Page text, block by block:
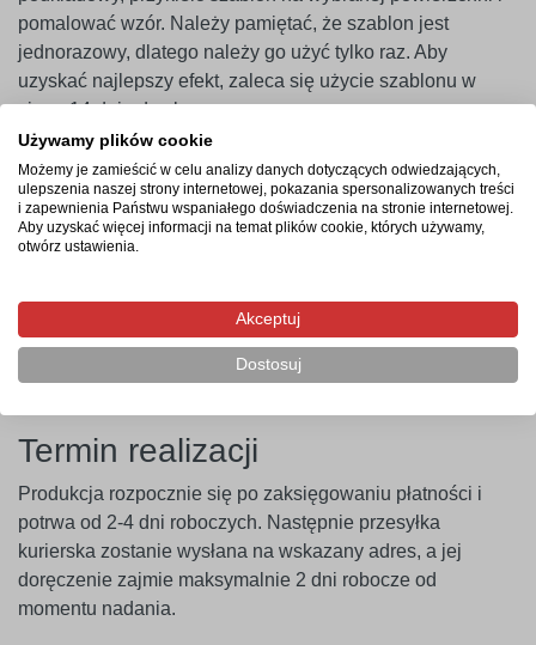
pomalować wzór. Należy pamiętać, że szablon jest
jednorazowy, dlatego należy go użyć tylko raz. Aby
uzyskać najlepszy efekt, zaleca się użycie szablonu w
ciągu 14 dni od zakupu.
niepylących powierzchni. W przypadku ścian pokrytych
farbami o wysokiej zawartości lateksu (np. ceramicznymi,
plamoodpornymi) zalecamy wcześniejsze
ponosi odpowiedzialności za nieprawidłowe zastosowanie
produktu. Szablon należy montować minimum 14 dni po
Termin realizacji
Produkcja rozpocznie się po zaksięgowaniu płatności i
potrwa od 2-4 dni roboczych. Następnie przesyłka
kurierska zostanie wysłana na wskazany adres, a jej
doręczenie zajmie maksymalnie 2 dni robocze od
momentu nadania.
Używamy plików cookie
Możemy je zamieścić w celu analizy danych dotyczących odwiedzających,
ulepszenia naszej strony internetowej, pokazania spersonalizowanych treści
i zapewnienia Państwu wspaniałego doświadczenia na stronie internetowej.
Aby uzyskać więcej informacji na temat plików cookie, których używamy,
otwórz ustawienia.
Akceptuj
Dostosuj